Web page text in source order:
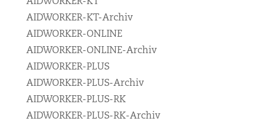
AIDWORKER-KT-Archiv
AIDWORKER-ONLINE
AIDWORKER-ONLINE-Archiv
AIDWORKER-PLUS
AIDWORKER-PLUS-Archiv
AIDWORKER-PLUS-RK
AIDWORKER-PLUS-RK-Archiv